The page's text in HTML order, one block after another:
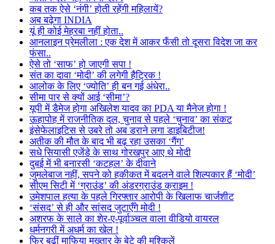
कब तक ऐसे ‘नंगी’ होती रहेंगी महिलायें?
अब बढ़ेगा INDIA
यूं ही कोई मेहरबा नहीं होता..
आनलाइन प्रेमलीला : एक देश में आकर फँसी तो दूसरा विदेश जा कर
फंसा..
ऐसे तो ‘साफ’ हो जाएगी सपा !
संत का दावा ‘मोदी’ की लगेगी हैट्रिक !
आलोक के लिए ‘ज्योति’ ही बन गई अंधेरा..
सीमा पार से क्यों आई ‘सीमा’?
यूपी में डैमेज होगा अखिलेश यादव का PDA या मैनेज होगा !
ऊहापोह में राजनीतिक दल, चुनाव से पहले ‘चुनाव’ का संकट
इंसेफेलाइटिस से उबरे तो अब डराने लगा डाइबिटीज!
अतीक की मौत के बाद भी बढ़ रहा उसका ‘गैंग’
सधे सियासी एजेंडे के साथ गोरखपुर आए थे मोदी
दुबई में भी बनारसी ‘कटहल’ के दीवाने
जुमलेबाज नहीं, सपने को हकीकत में बदलने वाले शिल्पकार हैं ‘मोदी’
सीएम सिटी में ‘ग्राउंड’ की अंडरग्राउंड क्राइम !
उमेशपाल हत्या के पहले गिरफ्तार आरोपी के खिलाफ चार्जशीट
‘संसद’ से ही और सांसद जुटाएँगे मोदी !
अशरफ के साले का शेर-ए-पूर्वाञ्चल वाला वीडियो वायरल
धर्मनगरी में अधर्म का खेल !
फिर बढ़ीं माफिया मुख्तार के बेटे की मुश्किलें